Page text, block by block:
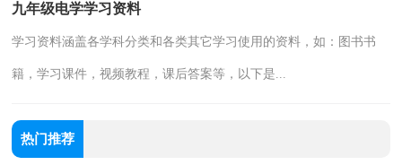
九年级电学学习资料
学习资料涵盖各学科分类和各类其它学习使用的资料，如：图书书
籍，学习课件，视频教程，课后答案等，以下是...
热门推荐